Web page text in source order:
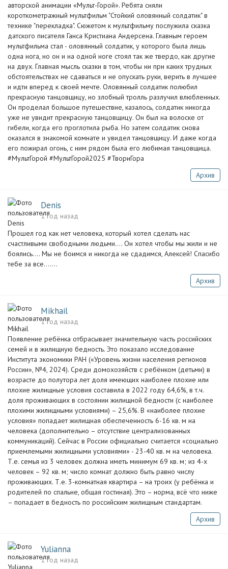
авторской анимации «Мульт-Горой». Ребята сняли
короткометражный мультфильм "Стойкий оловянный солдатик" в
технике "перекладка". Сюжетом к мультфильму послужила сказка
датского писателя Ганса Кристиана Андерсена. Главным героем
мультфильма стал - оловянный солдатик, у которого была лишь
одна нога, но он и на одной ноге стоял так же твердо, как другие
на двух. Главная мысль сказки в том, чтобы ни при каких трудных
обстоятельствах не сдаваться и не опускать руки, верить в лучшее
и идти вперед к своей мечте. Оловянный солдатик полюбил
прекрасную танцовщицу, но злобный тролль разлучил влюбленных.
Он проделал большое путешествие, казалось, солдатик никогда
уже не увидит прекрасную танцовщицу. Он был на волоске от
гибели, когда его проглотила рыба. Но затем солдатик снова
оказался в знакомой комнате и увидел танцовщицу. И даже когда
его пожирал огонь, с ним рядом была его любимая танцовщица.
#МультГорой #МультГорой2025 #ТвориГора
Архив
Denis
1 год назад
Прошел год как нет человека, который хотел сделать нас
счастливыми свободными людьми…. Он хотел чтобы мы жили и не
боялись…. Мы не боимся и никогда не сдадимся, Алексей! Спасибо
тебе за все…….
Архив
Mikhail
1 год назад
Появление ребёнка отбрасывает значительную часть российских
семей и в жилищную бедность. Это показало исследование
Института экономики РАН («Уровень жизни населения регионов
России», №4, 2024). Среди домохозяйств с ребёнком (детьми) в
возрасте до полутора лет доля имеющих наиболее плохие или
плохие жилищные условия составила в 2022 году 64,6%, в т.ч.
доля проживающих в состоянии жилищной бедности (с наиболее
плохими жилищными условиями) – 25,6%. В «наиболее плохие
условия» попадает жилищная обеспеченность 6-16 кв. м на
человека (дополнительно – отсутствие централизованных
коммуникаций). Сейчас в России официально считается «социально
приемлемыми жилищными условиями» - 23-40 кв. м на человека.
Т.е. семья из 3 человек должна иметь минимум 69 кв. м; из 4-х
человек – 92 кв. м; число комнат должно быть равно числу
проживающих. Т.е. 3-комнатная квартира – на троих (у ребёнка и
родителей по спальне, общая гостиная). Это – норма, всё что ниже
– попадает в бедность по российским жилищным стандартам.
Архив
Yulianna
1 год назад